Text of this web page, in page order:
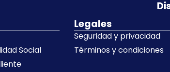
Social
Legales
Seguridad y privacidad
Términos y condiciones